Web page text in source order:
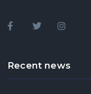
Recent news